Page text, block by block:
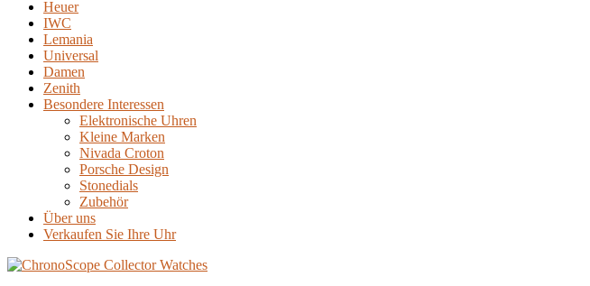
Heuer
IWC
Lemania
Universal
Damen
Zenith
Besondere Interessen
Elektronische Uhren
Kleine Marken
Nivada Croton
Porsche Design
Stonedials
Zubehör
Über uns
Verkaufen Sie Ihre Uhr